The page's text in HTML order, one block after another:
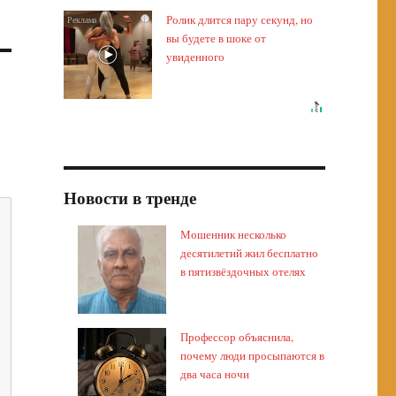
i
Ролик длится пару секунд, но
вы будете в шоке от
увиденного
Новости в тренде
Мошенник несколько
десятилетий жил бесплатно
в пятизвёздочных отелях
Профессор объяснила,
почему люди просыпаются в
два часа ночи